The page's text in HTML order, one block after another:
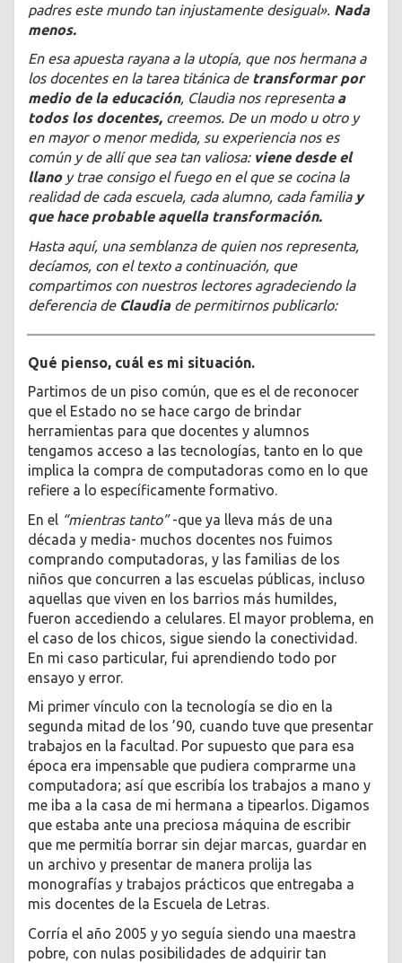
padres este mundo tan injustamente desigual». Nada
menos.
En esa apuesta rayana a la utopía, que nos hermana a
los docentes en la tarea titánica de transformar por
medio de la educación, Claudia nos representa a
todos los docentes, creemos. De un modo u otro y
en mayor o menor medida, su experiencia nos es
común y de allí que sea tan valiosa: viene desde el
llanoy trae consigo el fuego en el que se cocina la
realidad de cada escuela, cada alumno, cada familia y
que hace probable aquella transformación.
Hasta aquí, una semblanza de quien nos representa,
decíamos, con el texto a continuación, que
compartimos con nuestros lectores agradeciendo la
deferencia de Claudiade permitirnos publicarlo:
Qué pienso, cuál es mi situación.
Partimos de un piso común, que es el de reconocer
que el Estado no se hace cargo de brindar
herramientas para que docentes y alumnos
tengamos acceso a las tecnologías, tanto en lo que
implica la compra de computadoras como en lo que
refiere a lo específicamente formativo.
En el
“mientras tanto”-que ya lleva más de una
década y media- muchos docentes nos fuimos
comprando computadoras, y las familias de los
niños que concurren a las escuelas públicas, incluso
aquellas que viven en los barrios más humildes,
fueron accediendo a celulares. El mayor problema, en
el caso de los chicos, sigue siendo la conectividad.
En mi caso particular, fui aprendiendo todo por
ensayo y error.
Mi primer vínculo con la tecnología se dio en la
segunda mitad de los ’90, cuando tuve que presentar
trabajos en la facultad. Por supuesto que para esa
época era impensable que pudiera comprarme una
computadora; así que escribía los trabajos a mano y
me iba a la casa de mi hermana a tipearlos. Digamos
que estaba ante una preciosa máquina de escribir
que me permitía borrar sin dejar marcas, guardar en
un archivo y presentar de manera prolija las
monografías y trabajos prácticos que entregaba a
mis docentes de la Escuela de Letras.
Corría el año 2005 y yo seguía siendo una maestra
pobre, con nulas posibilidades de adquirir tan